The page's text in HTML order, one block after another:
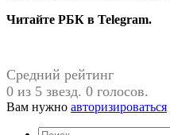
Читайте РБК в Telegram.
Средний рейтинг
0 из 5 звезд. 0 голосов.
Вам нужно авторизироваться